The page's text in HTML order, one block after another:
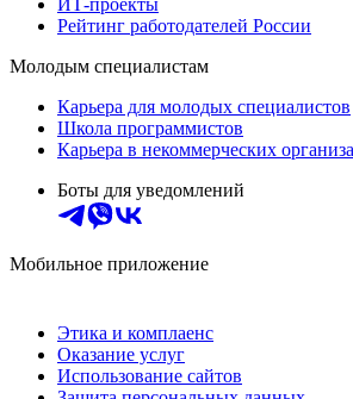
ИТ-проекты
Рейтинг работодателей России
Молодым специалистам
Карьера для молодых специалистов
Школа программистов
Карьера в некоммерческих
Боты для уведомлений
Мобильное приложение
Этика и комплаенс
Оказание услуг
Использование сайтов